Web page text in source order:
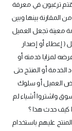
ترغبون في معرفة
المقارنة بينها وبين
معينة تجعل العميل
( إعطاء أو إصدار
لمزايا خدمته أو
أو المنتج حتى
رفض العميل أو سلوك
واشتروا أشياء لم
كيف حدث هذا ؟
عليهم باستخدام